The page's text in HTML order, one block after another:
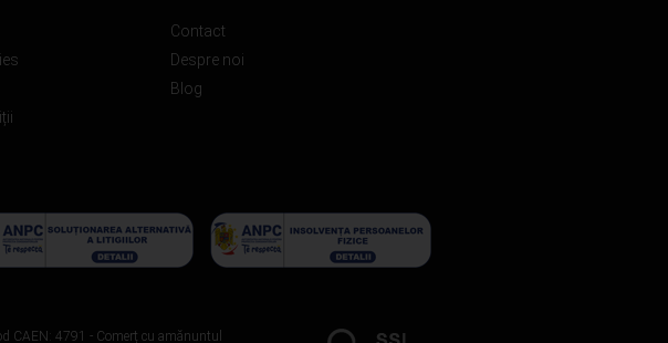
Contact
Despre noi
Blog
CAEN: 4791 - Comerț cu amănuntul